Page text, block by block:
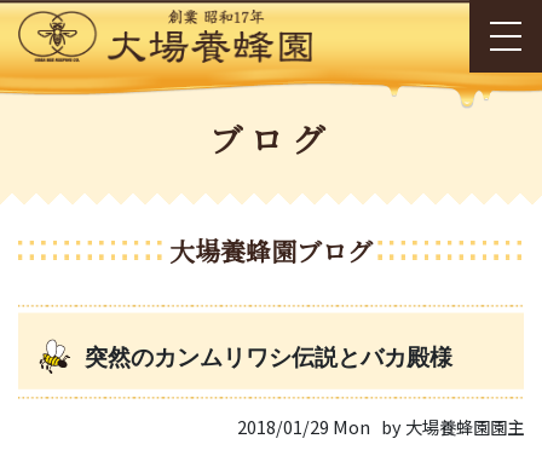
ブログ
大場養蜂園ブログ
突然のカンムリワシ伝説とバカ殿様
2018/01/29 Mon by 大場養蜂園園主